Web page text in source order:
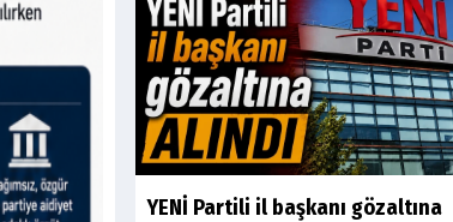
YENİ Partili il başkanı gözaltına